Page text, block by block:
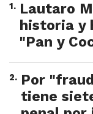
1. Lautaro
historia y
"Pan y
2. Por
tiene